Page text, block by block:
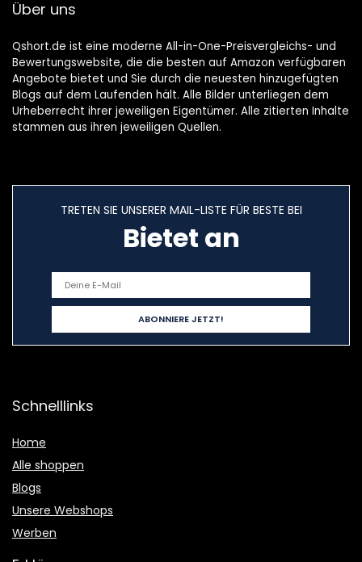
Über uns
Qshort.de ist eine moderne All-in-One-Preisvergleichs- und
Bewertungswebsite, die die besten auf Amazon verfügbaren
Angebote bietet und Sie durch die neuesten hinzugefügten
Blogs auf dem Laufenden hält. Alle Bilder unterliegen dem
Urheberrecht ihrer jeweiligen Eigentümer. Alle zitierten Inhalte
stammen aus ihren jeweiligen Quellen.
TRETEN SIE UNSERER MAIL-LISTE FÜR BESTE BEI
Bietet an
Schnelllinks
Home
Alle shoppen
Blogs
Unsere Webshops
Werben